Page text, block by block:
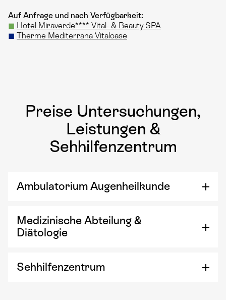
Auf Anfrage und nach Verfügbarkeit:
◼ Hotel Miraverde**** Vital- & Beauty SPA
◼ Therme Mediterrana Vitaloase
Preise Untersuchungen,
Leistungen &
Sehhilfenzentrum
Ambulatorium Augenheilkunde
Medizinische Abteilung &
Diätologie
Sehhilfenzentrum